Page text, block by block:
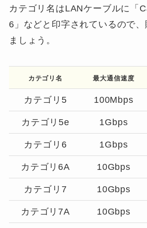
カテゴリ名はLANケーブルに「
6」などと印字されているので
ましょう。
カテゴリ名 最大通信速度
カテゴリ5 100Mbps
カテゴリ5e 1Gbps
カテゴリ6 1Gbps
カテゴリ6A 10Gbps
カテゴリ7 10Gbps
カテゴリ7A 10Gbps